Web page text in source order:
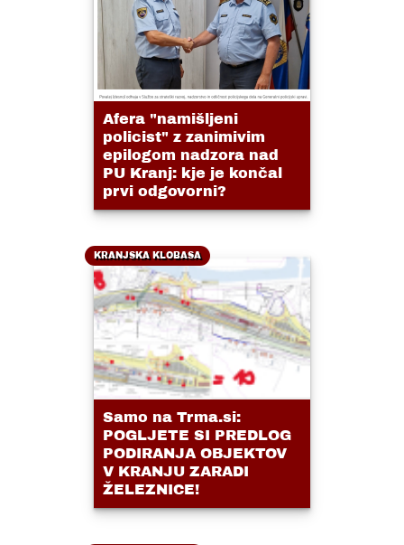
Afera "namišljeni
policist" z zanimivim
epilogom nadzora nad
PU Kranj: kje je končal
prvi odgovorni?
KRANJSKA KLOBASA
Samo na Trma.si:
POGLJETE SI PREDLOG
PODIRANJA OBJEKTOV
V KRANJU ZARADI
ŽELEZNICE!